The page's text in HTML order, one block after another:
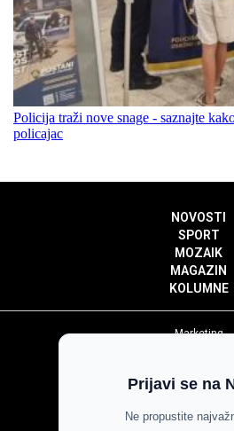
Policija traži nove snage - saznajte
policajac
NOVOSTI
SPORT
MOZAIK
MAGAZIN
KOLUMNE
Marketing
Impressum
Pravila
Prijavi se na
Ne propustite